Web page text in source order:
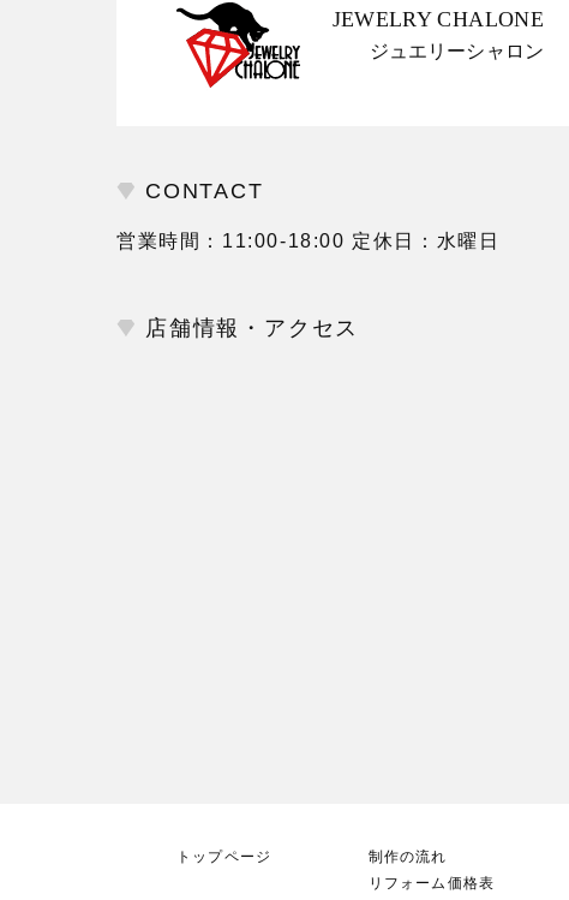
JEWELRY CHALONE
ジュエリーシャロン
CONTACT
営業時間：11:00-18:00 定休日：水曜日
店舗情報・アクセス
トップページ
制作の流れ
リフォーム価格表